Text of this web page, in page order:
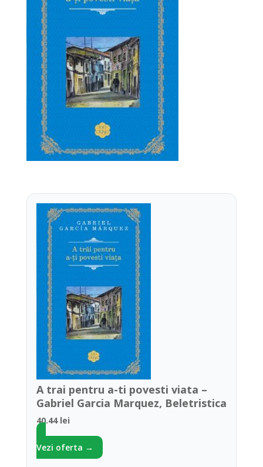
A trai pentru a-ti povesti viata –
Gabriel Garcia Marquez, Beletristica
40.44 lei
Vezi oferta →